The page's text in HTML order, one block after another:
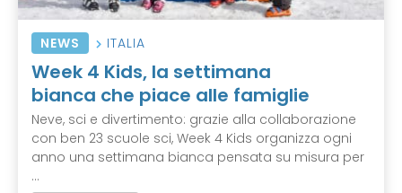
NEWS ITALIA
Week 4 Kids, la settimana
bianca che piace alle famiglie
Neve, sci e divertimento: grazie alla collaborazione
con ben 23 scuole sci, Week 4 Kids organizza ogni
anno una settimana bianca pensata su misura per
...